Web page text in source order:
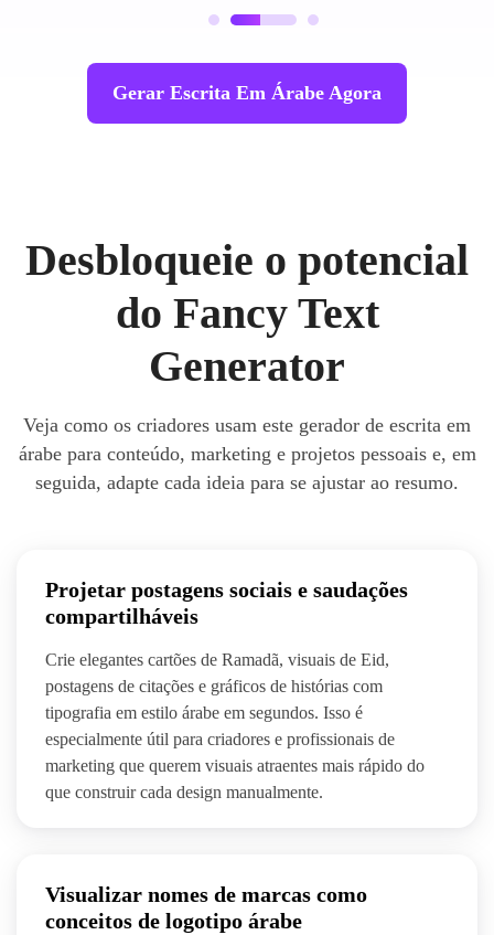
Gerar Escrita Em Árabe Agora
Desbloqueie o potencial
do Fancy Text
Generator
Veja como os criadores usam este gerador de escrita em
árabe para conteúdo, marketing e projetos pessoais e, em
seguida, adapte cada ideia para se ajustar ao resumo.
Projetar postagens sociais e saudações
compartilháveis
Crie elegantes cartões de Ramadã, visuais de Eid,
postagens de citações e gráficos de histórias com
tipografia em estilo árabe em segundos. Isso é
especialmente útil para criadores e profissionais de
marketing que querem visuais atraentes mais rápido do
que construir cada design manualmente.
Visualizar nomes de marcas como
conceitos de logotipo árabe